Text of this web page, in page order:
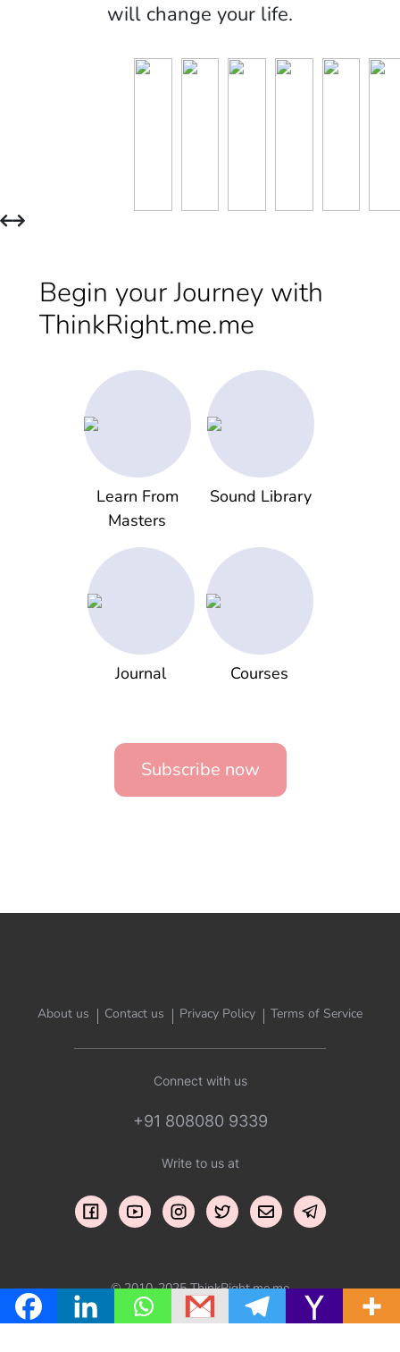
will change your life.
Begin your Journey with
ThinkRight.me.me
Learn From
Masters
Sound Library
Journal Courses
Subscribe now
About us Contact us Privacy Policy Terms of Service
Connect with us
+91 808080 9339
Write to us at
© 2010-2025 ThinkRight.me.me